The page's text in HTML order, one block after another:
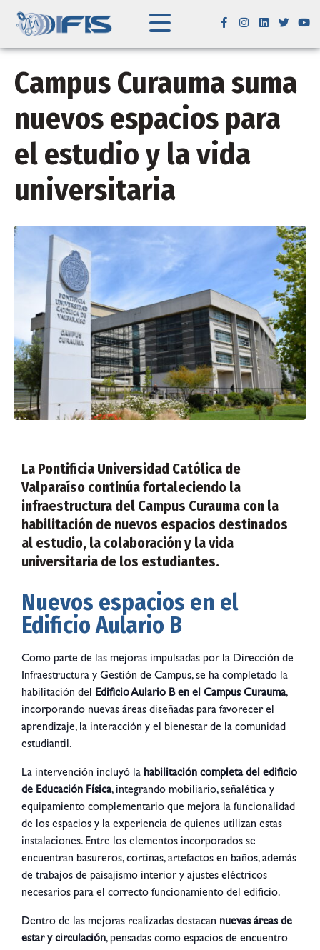
Campus Curauma suma
nuevos espacios para
el estudio y la vida
universitaria
La Pontificia Universidad Católica de
Valparaíso continúa fortaleciendo la
infraestructura del Campus Curauma con la
habilitación de nuevos espacios destinados
al estudio, la colaboración y la vida
universitaria de los estudiantes.
Nuevos espacios en el
Edificio Aulario B
Como parte de las mejoras impulsadas por la Dirección de
Infraestructura y Gestión de Campus, se ha completado la
habilitación del Edificio Aulario B en el Campus Curauma,
incorporando nuevas áreas diseñadas para favorecer el
aprendizaje, la interacción y el bienestar de la comunidad
estudiantil.
La intervención incluyó la habilitación completa del edificio
de Educación Física, integrando mobiliario, señalética y
equipamiento complementario que mejora la funcionalidad
de los espacios y la experiencia de quienes utilizan estas
instalaciones. Entre los elementos incorporados se
encuentran basureros, cortinas, artefactos en baños, además
de trabajos de paisajismo interior y ajustes eléctricos
necesarios para el correcto funcionamiento del edificio.
Dentro de las mejoras realizadas destacan nuevas áreas de
estar y circulación, pensadas como espacios de encuentro